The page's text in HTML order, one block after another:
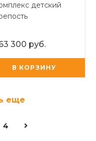
детский
300 руб.
В КОРЗИНУ
еще
4